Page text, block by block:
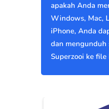
apakah Anda
Windows, Mac,
iPhone, Anda
dan mengunduh
Superzooi ke file